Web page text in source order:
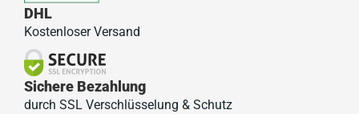
DHL
Kostenloser Versand
Sichere Bezahlung
durch SSL Verschlüsselung & Schutz